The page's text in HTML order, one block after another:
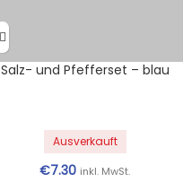
Salz- und Pfefferset – blau
Ausverkauft
€7.30 inkl. MwSt.